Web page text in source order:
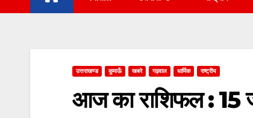
उत्तराखण्ड कुमाऊँ खबरे गढ़वाल धार्मिक राष्ट्रीय
आज का राशिफल :